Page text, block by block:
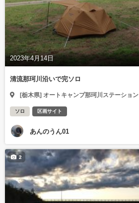
2023年4月14日
清流那珂川沿いで完ソロ
[栃木県] オートキャンプ那珂川ステーション
ソロ 区画サイト
あんのうん01
2